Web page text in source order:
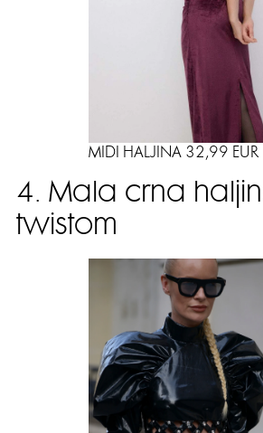
MIDI HALJINA 32,99 EUR
4. Mala crna
twistom